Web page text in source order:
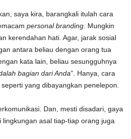
saya kira, barangkali itulah cara
personal branding . Mungkin
kerendahan hati. Agar, jarak sosial
antara beliau dengan orang tua
kata lain, beliau sesungguhnya
bagian dari Anda”. Hanya, cara
yang dibayangkan penelepon.
Dan, mesti disadari, gaya
asal tiap-tiap orang juga